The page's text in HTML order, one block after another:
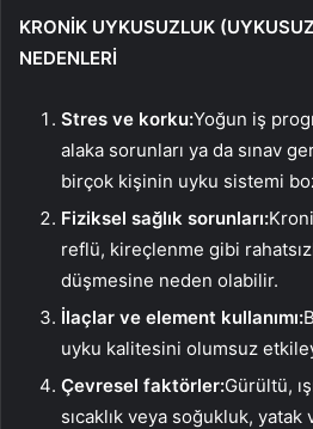
KRONİK UYKUSUZLUK
NEDENLERİ
Stres ve korku:Yoğun iş
alaka sorunları ya da sınav
birçok kişinin uyku sistemi
Fiziksel sağlık sorunları:
reflü, kireçlenme gibi
düşmesine neden olabilir.
İlaçlar ve element kullanımı:
uyku kalitesini olumsuz
Çevresel faktörler:Gürültü,
sıcaklık veya soğukluk, yatak